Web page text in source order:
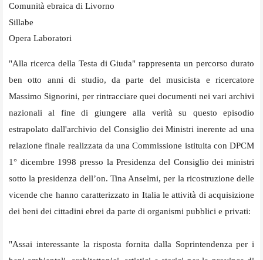
Comunità ebraica di Livorno
Sillabe
Opera Laboratori
"Alla ricerca della Testa di Giuda" rappresenta un percorso durato
ben otto anni di studio, da parte del musicista e ricercatore
Massimo Signorini, per rintracciare quei documenti nei vari archivi
nazionali al fine di giungere alla verità su questo episodio
estrapolato dall'archivio del Consiglio dei Ministri inerente ad una
relazione finale realizzata da una Commissione istituita con DPCM
1° dicembre 1998 presso la Presidenza del Consiglio dei ministri
sotto la presidenza dell’on. Tina Anselmi, per la ricostruzione delle
vicende che hanno caratterizzato in Italia le attività di acquisizione
dei beni dei cittadini ebrei da parte di organismi pubblici e privati:
"Assai interessante la risposta fornita dalla Soprintendenza per i